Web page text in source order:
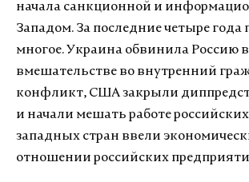
начала санкционной и
Западом. За последние четыре года
многое. Украина обвинила Россию
вмешательстве во внутренний
конфликт, США закрыли
и начали мешать работе
западных стран ввели
отношении российских